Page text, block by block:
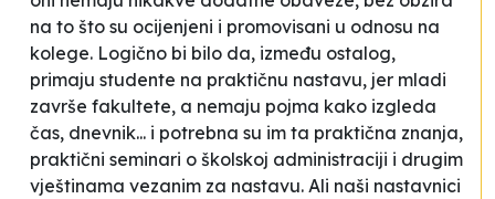
na to što su ocijenjeni i promovisani u odnosu na
kolege. Logično bi bilo da, između ostalog,
primaju studente na praktičnu nastavu, jer mladi
završe fakultete, a nemaju pojma kako izgleda
čas, dnevnik... i potrebna su im ta praktična znanja,
praktični seminari o školskoj administraciji i drugim
vještinama vezanim za nastavu. Ali naši nastavnici